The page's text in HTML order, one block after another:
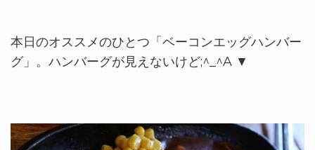
本日のオススメのひとつ「ベーコンエッグハンバー
グ」。ハンバーグが見えないけど;^_^A ▼